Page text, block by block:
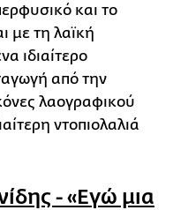
και το
με τη λαϊκή
ιδιαίτερο
από την
λαογραφικού
ντοπιολαλιά
- «Εγώ μια